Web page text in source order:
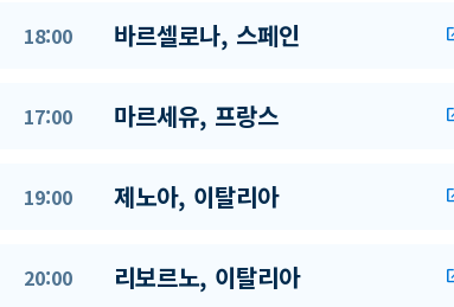
18:00 바르셀로나, 스페인
17:00 마르세유, 프랑스
19:00 제노아, 이탈리아
20:00 리보르노, 이탈리아